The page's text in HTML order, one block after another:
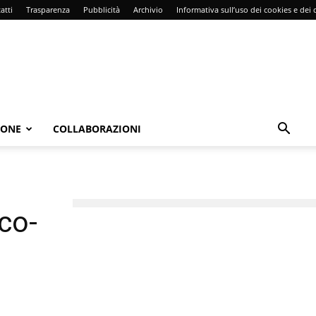
Trasparenza Pubblicità Archivio Informativa sull’uso dei cookies e dei
COLLABORAZIONI